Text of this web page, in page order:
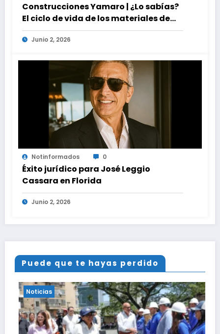
Construcciones Yamaro | ¿Lo sabías?
El ciclo de vida de los materiales de
construcción revoluciona eficiencia
en proyectos modernos
Junio 2, 2026
Notinformados 0
Éxito jurídico para José Leggio
Cassara en Florida
Junio 2, 2026
Puede que te hayas perdido
Noticias